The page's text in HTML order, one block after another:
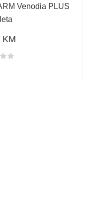
Venodia PLUS
KM